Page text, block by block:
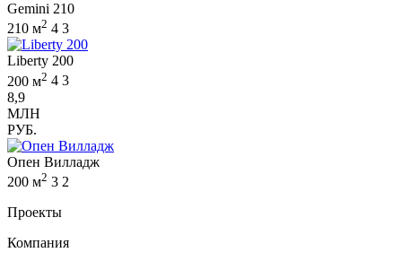
Gemini 210
210 м2 4 3
Liberty 200
200 м2 4 3
8,9
МЛН
РУБ.
Опен Вилладж
200 м2 3 2
Проекты
Компания